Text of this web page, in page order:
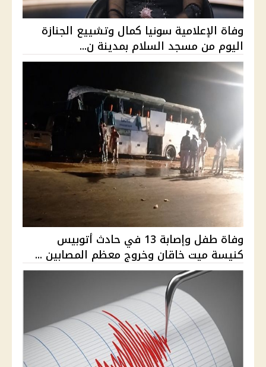
وفاة الإعلامية سونيا كمال وتشييع الجنازة
اليوم من مسجد السلام بمدينة ن...
وفاة طفل وإصابة 13 في حادث أتوبيس
كنيسة ميت خاقان وخروج معظم المصابين ...